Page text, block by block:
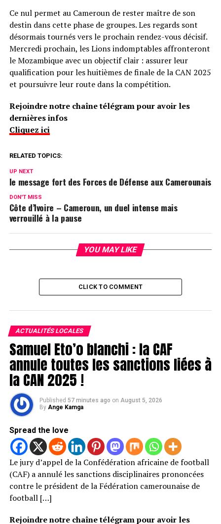
Ce nul permet au Cameroun de rester maître de son
destin dans cette phase de groupes. Les regards sont
désormais tournés vers le prochain rendez-vous décisif.
Mercredi prochain, les Lions indomptables affronteront
le Mozambique avec un objectif clair : assurer leur
qualification pour les huitièmes de finale de la CAN 2025
et poursuivre leur route dans la compétition.
Rejoindre notre chaîne télégram pour avoir les
dernières infos
Cliquez ici
RELATED TOPICS:
UP NEXT
le message fort des Forces de Défense aux Camerounais
DON'T MISS
Côte d’Ivoire – Cameroun, un duel intense mais
verrouillé à la pause
YOU MAY LIKE
CLICK TO COMMENT
ACTUALITÉS LOCALES
Samuel Eto’o blanchi : la CAF
annule toutes les sanctions liées à
la CAN 2025 !
Published 57 minutes ago on August 5, 2026
By Ange Kamga
Spread the love
Le jury d’appel de la Confédération africaine de football
(CAF) a annulé les sanctions disciplinaires prononcées
contre le président de la Fédération camerounaise de
football […]
Rejoindre notre chaîne télégram pour avoir les